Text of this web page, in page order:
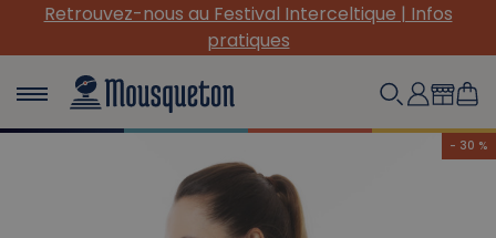
Retrouvez-nous au Festival Interceltique | Infos
pratiques
- 30 %